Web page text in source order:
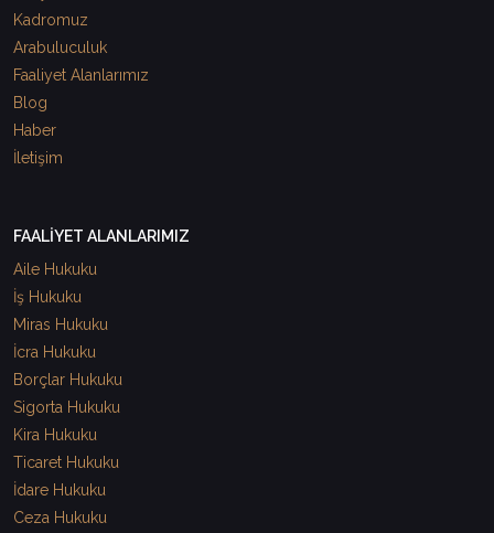
Kadromuz
Arabuluculuk
Faaliyet Alanlarımız
Blog
Haber
İletişim
FAALİYET ALANLARIMIZ
Aile Hukuku
İş Hukuku
Miras Hukuku
İcra Hukuku
Borçlar Hukuku
Sigorta Hukuku
Kira Hukuku
Ticaret Hukuku
İdare Hukuku
Ceza Hukuku